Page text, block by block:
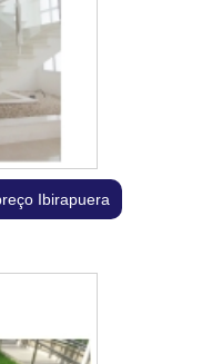
Ibirapuera